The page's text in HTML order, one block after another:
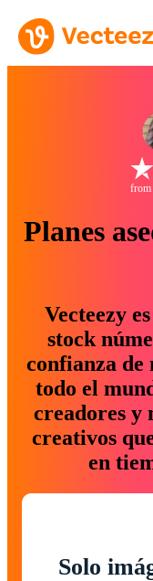
from
Planes
Vecteezy
stock
confianza de
todo el
creadores y
creativos
en
Solo